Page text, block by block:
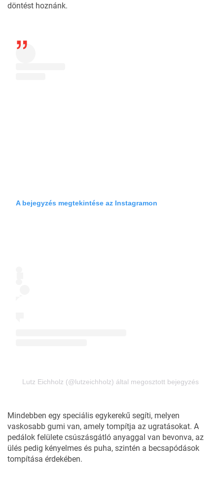
döntést hoznánk.
A bejegyzés megtekintése az Instagramon
Lutz Eichholz (@lutzeichholz) által megosztott bejegyzés
Mindebben egy speciális egykerekű segíti, melyen
vaskosabb gumi van, amely tompítja az ugratásokat. A
pedálok felülete csúszásgátló anyaggal van bevonva, az
ülés pedig kényelmes és puha, szintén a becsapódások
tompítása érdekében.